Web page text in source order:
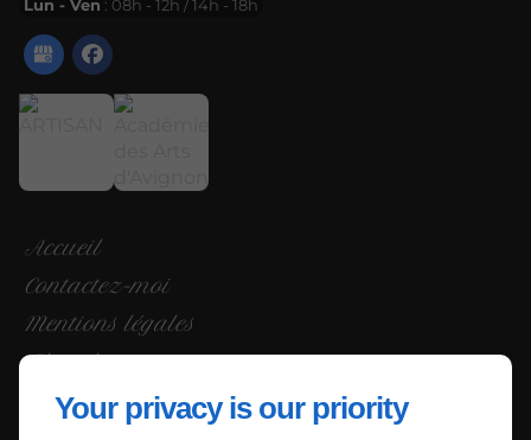
Your privacy is our priority
Lun - Ven : 08h - 12h / 14h - 18h
Accueil
Contactez-moi
Mentions légales
Plan du site